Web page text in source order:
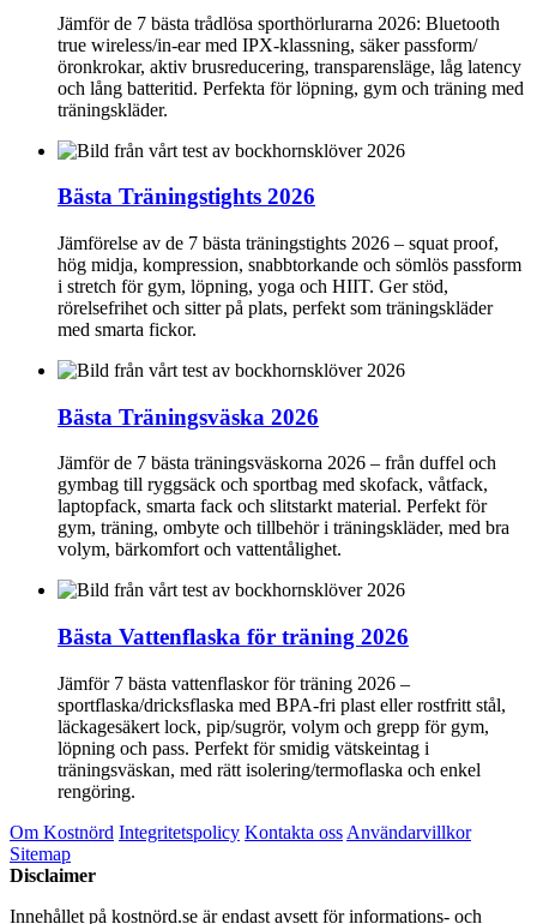
Jämför de 7 bästa trådlösa sporthörlurarna 2026: Bluetooth
true wireless/in-ear med IPX-klassning, säker passform/
öronkrokar, aktiv brusreducering, transparensläge, låg latency
och lång batteritid. Perfekta för löpning, gym och träning med
träningskläder.
Bästa Träningstights 2026
Jämförelse av de 7 bästa träningstights 2026 – squat proof,
hög midja, kompression, snabbtorkande och sömlös passform
i stretch för gym, löpning, yoga och HIIT. Ger stöd,
rörelsefrihet och sitter på plats, perfekt som träningskläder
med smarta fickor.
Bästa Träningsväska 2026
Jämför de 7 bästa träningsväskorna 2026 – från duffel och
gymbag till ryggsäck och sportbag med skofack, våtfack,
laptopfack, smarta fack och slitstarkt material. Perfekt för
gym, träning, ombyte och tillbehör i träningskläder, med bra
volym, bärkomfort och vattentålighet.
Bästa Vattenflaska för träning 2026
Jämför 7 bästa vattenflaskor för träning 2026 –
sportflaska/dricksflaska med BPA-fri plast eller rostfritt stål,
läckagesäkert lock, pip/sugrör, volym och grepp för gym,
löpning och pass. Perfekt för smidig vätskeintag i
träningsväskan, med rätt isolering/termoflaska och enkel
rengöring.
Om Kostnörd Integritetspolicy Kontakta oss Användarvillkor
Sitemap
Disclaimer
Innehållet på kostnörd.se är endast avsett för informations- och